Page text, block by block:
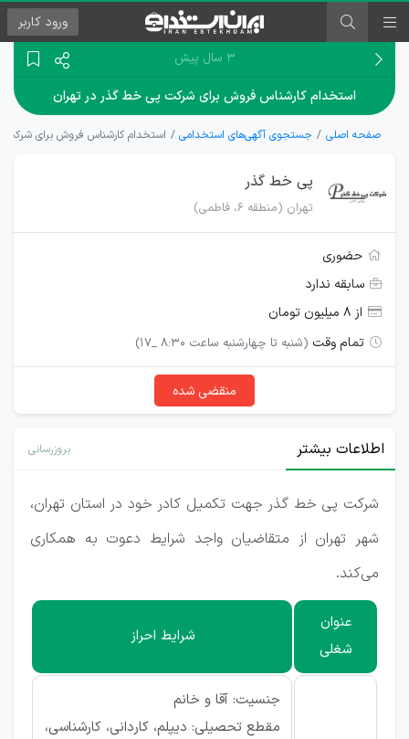
ورود کاربر
۳ سال پیش
استخدام کارشناس فروش برای شرکت پی خط گذر در تهران
صفحه اصلی جستجوی آگهی‌های استخدامی استخدام کارشناس فروش برای شرکت
پی خط گذر
تهران (منطقه ۶، فاطمی)
حضوری
سابقه ندارد
از ۸ میلیون تومان
تمام وقت (شنبه تا چهارشنبه ساعت 8:30 _17)
منقضی شده
اطلاعات بیشتر بروزرسانی
شرکت پی خط گذر جهت تکمیل کادر خود در استان تهران،
شهر تهران از متقاضیان واجد شرایط دعوت به همکاری
می‌کند.
عنوان
شغلی
شرایط احراز
جنسیت: آقا و خانم
مقطع تحصیلی: دیپلم، کاردانی، کارشناسی،